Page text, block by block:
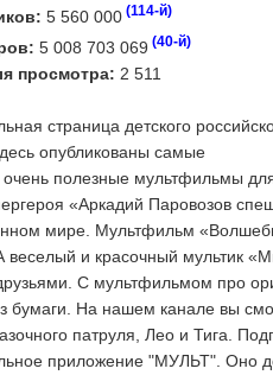
5 560 000 (114-й)
5 008 703 069 (40-й)
просмотра: 2 511
страница детского
опубликованы самые
полезные мультфильмы
«Аркадий Паровозов
мире. Мультфильм
веселый и красочный мультик
С мультфильмом про
бумаги. На нашем канале вы
патруля, Лео и Тига.
приложение "МУЛЬТ". Оно